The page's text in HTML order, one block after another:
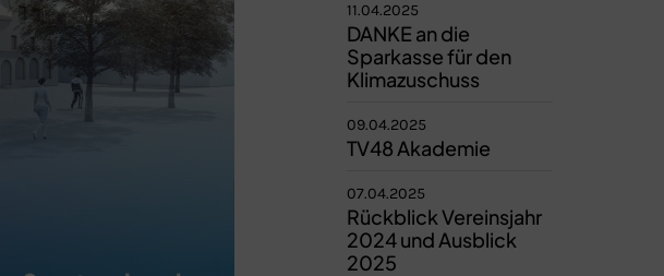
11.04.2025
DANKE an die
Sparkasse für den
Klimazuschuss
09.04.2025
TV48 Akademie
07.04.2025
Rückblick Vereinsjahr
2024 und Ausblick
2025